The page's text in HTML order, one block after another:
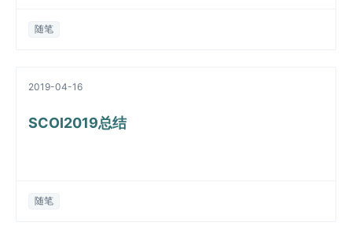
随笔
2019-04-16
SCOI2019总结
随笔